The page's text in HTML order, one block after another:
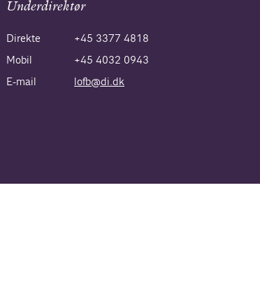
Underdirektør
Direkte
+45 3377 4818
Mobil
+45 4032 0943
E-mail
lofb@di.dk